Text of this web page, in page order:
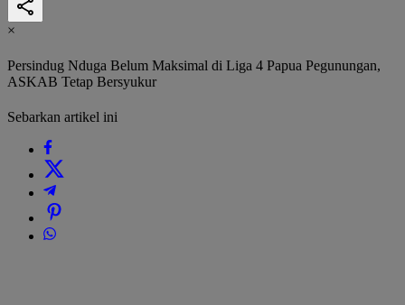
×
Persindug Nduga Belum Maksimal di Liga 4 Papua Pegunungan,
ASKAB Tetap Bersyukur
Sebarkan artikel ini